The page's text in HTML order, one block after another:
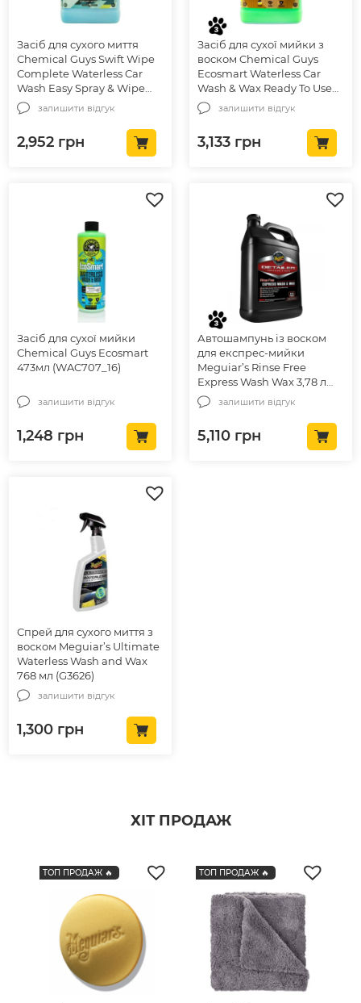
Засіб для сухого миття
Chemical Guys Swift Wipe
Complete Waterless Car
Wash Easy Spray & Wipe
Formula 3785мл (CWS209)
залишити відгук
2,952 грн
Засіб для сухої мийки з
воском Chemical Guys
Ecosmart Waterless Car
Wash & Wax Ready To Use
3785мл (WAC707RU)
залишити відгук
3,133 грн
Засіб для сухої мийки
Chemical Guys Ecosmart
473мл (WAC707_16)
залишити відгук
1,248 грн
Автошампунь із воском
для експрес-мийки
Meguiar’s Rinse Free
Express Wash Wax 3,78 л
(D11501)залишити відгук
5,110 грн
Спрей для сухого миття з
воском Meguiar’s Ultimate
Waterless Wash and Wax
768 мл (G3626)
залишити відгук
1,300 грн
ХІТ ПРОДАЖ
ТОП ПРОДАЖ 🔥 ТОП ПРОДАЖ 🔥